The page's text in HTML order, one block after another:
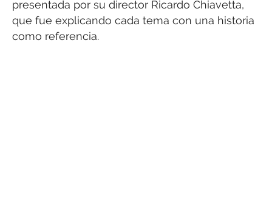
presentada por su director Ricardo Chiavetta,
que fue explicando cada tema con una historia
como referencia.